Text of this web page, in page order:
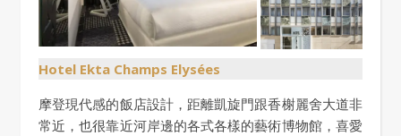
Hotel Ekta Champs Elysées
摩登現代感的飯店設計，距離凱旋門跟香榭麗舍大道非
常近，也很靠近河岸邊的各式各樣的藝術博物館，喜愛